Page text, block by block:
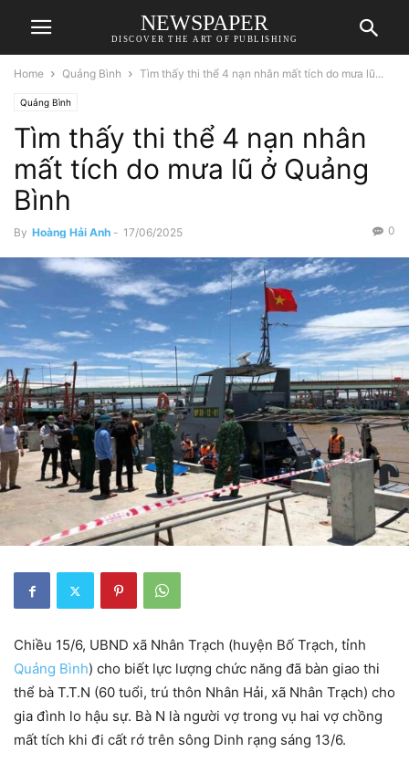
NEWSPAPER
DISCOVER THE ART OF PUBLISHING
Home Quảng Bình Tìm thấy thi thể 4 nạn nhân mất tích do mưa lũ...
Quảng Bình
Tìm thấy thi thể 4 nạn nhân
mất tích do mưa lũ ở Quảng
Bình
By Hoàng Hải Anh - 17/06/2025 0
Chiều 15/6, UBND xã Nhân Trạch (huyện Bố Trạch, tỉnh
Quảng Bình) cho biết lực lượng chức năng đã bàn giao thi
thể bà T.T.N (60 tuổi, trú thôn Nhân Hải, xã Nhân Trạch) cho
gia đình lo hậu sự. Bà N là người vợ trong vụ hai vợ chồng
mất tích khi đi cất rớ trên sông Dinh rạng sáng 13/6.